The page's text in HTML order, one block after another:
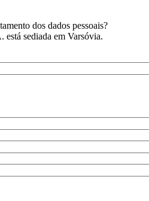
dos dados pessoais?
sediada em Varsóvia.